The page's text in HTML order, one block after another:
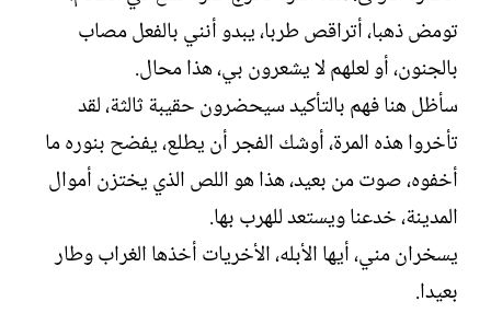
تومض ذهبا، أتراقص طربا، يبدو أنني بالفعل مصاب
بالجنون، أو لعلهم لا يشعرون بي، هذا محال.
سأظل هنا فهم بالتأكيد سيحضرون حقيبة ثالثة، لقد
تأخروا هذه المرة، أوشك الفجر أن يطلع، يفضح بنوره ما
أخفوه، صوت من بعيد، هذا هو اللص الذي يختزن أموال
المدينة، خدعنا ويستعد للهرب بها.
يسخران مني، أيها الأبله، الأخريات أخذها الغراب وطار
بعيدا.